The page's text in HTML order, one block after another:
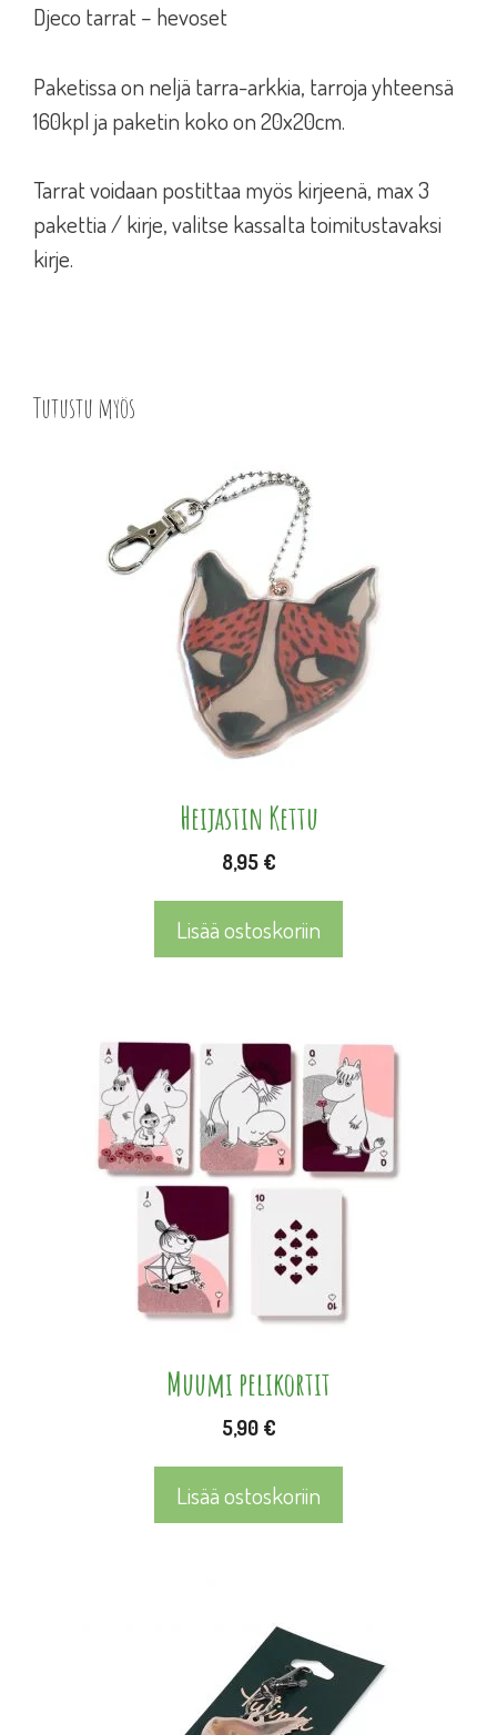
Djeco tarrat – hevoset
Paketissa on neljä tarra-arkkia, tarroja yhteensä
160kpl ja paketin koko on 20x20cm.
Tarrat voidaan postittaa myös kirjeenä, max 3
pakettia / kirje, valitse kassalta toimitustavaksi
kirje.
Tutustu myös
Heijastin Kettu
8,95 €
Lisää ostoskoriin
Muumi pelikortit
5,90 €
Lisää ostoskoriin